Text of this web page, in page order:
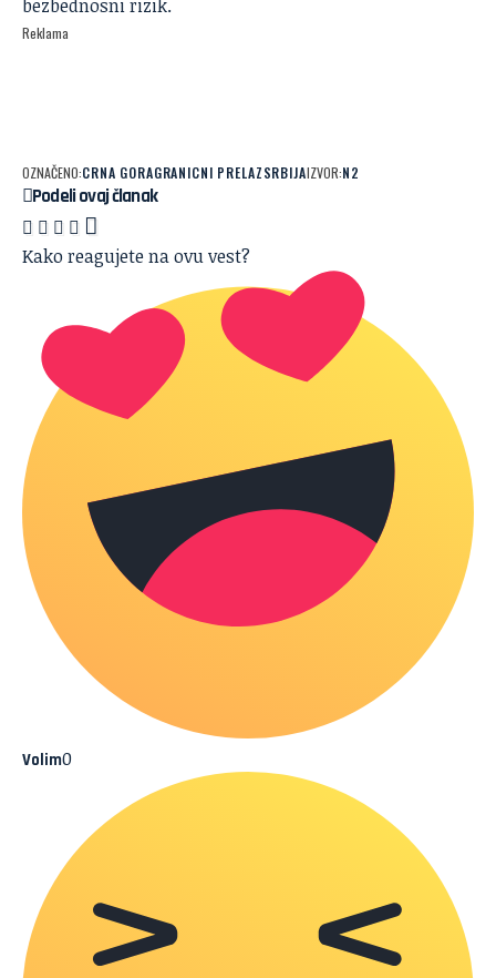
bezbednosni rizik.
Reklama
OZNAČENO:CRNA GORAGRANICNI PRELAZSRBIJAIZVOR:N2
Podeli ovaj članak
Kako reagujete na ovu vest?
Volim0